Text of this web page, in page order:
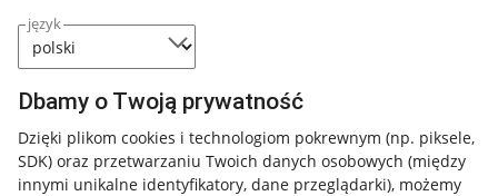
język
Dbamy o Twoją prywatność
Dzięki plikom cookies i technologiom pokrewnym (np. piksele,
SDK) oraz przetwarzaniu Twoich danych osobowych (między
innymi unikalne identyfikatory, dane przeglądarki), możemy